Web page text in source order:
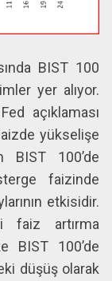
BIST 100
yer alıyor.
açıklaması
yükselişe
BIST 100’de
faizinde
etkisidir.
faiz artırma
BIST 100’de
düşüş olarak